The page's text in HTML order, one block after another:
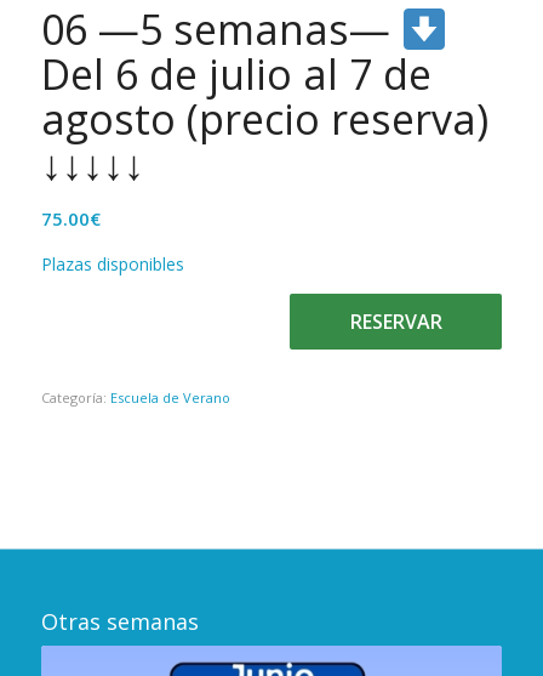
06 —5 semanas—
Del 6 de julio al 7 de
agosto (precio reserva)
↓↓↓↓↓
75.00€
Plazas disponibles
RESERVAR
Categoría: Escuela de Verano
Otras semanas